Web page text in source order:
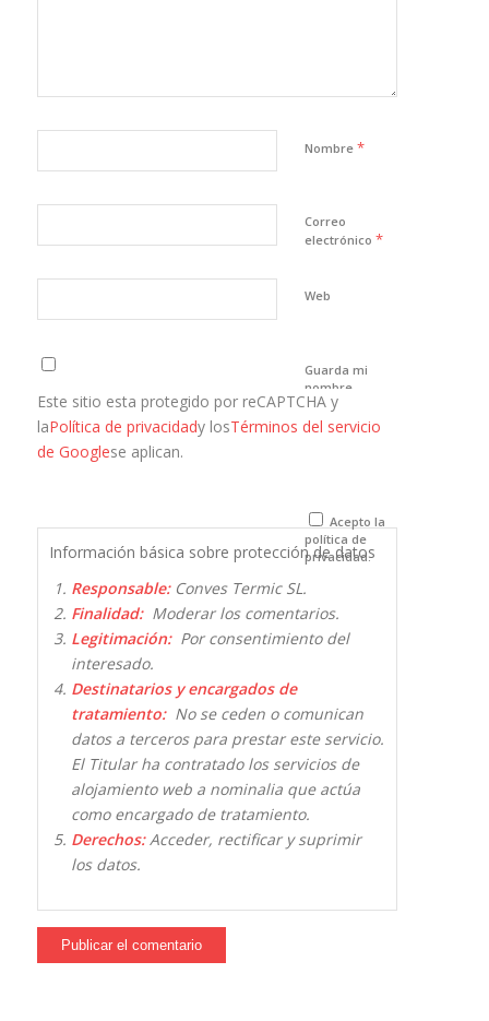
Nombre *
Correo
electrónico *
Web
Guarda mi
nombre,
correo
electrónico y
que comente.
Este sitio esta protegido por reCAPTCHA y
laPolítica de privacidady losTérminos del servicio
de Googlese aplican.
Acepto la
política de
privacidad.
Información básica sobre protección de datos
Responsable:Conves Termic SL.
Finalidad:Moderar los comentarios.
Legitimación:Por consentimiento del
interesado.
Destinatarios y encargados de
tratamiento:No se ceden o comunican
datos a terceros para prestar este servicio.
El Titular ha contratado los servicios de
alojamiento web a nominalia que actúa
como encargado de tratamiento.
Derechos:Acceder, rectificar y suprimir
los datos.